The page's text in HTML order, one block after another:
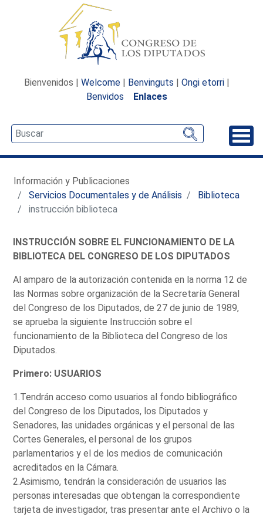
Bienvenidos | Welcome | Benvinguts | Ongi etorri |
Benvidos
Enlaces
Información y Publicaciones
Servicios Documentales y de Análisis
Biblioteca
instrucción biblioteca
INSTRUCCIÓN SOBRE EL FUNCIONAMIENTO DE LA
BIBLIOTECA DEL CONGRESO DE LOS DIPUTADOS
Al amparo de la autorización contenida en la norma 12 de
las Normas sobre organización de la Secretaría General
del Congreso de los Diputados, de 27 de junio de 1989,
se aprueba la siguiente Instrucción sobre el
funcionamiento de la Biblioteca del Congreso de los
Diputados.
Primero: USUARIOS
1.Tendrán acceso como usuarios al fondo bibliográfico
del Congreso de los Diputados, los Diputados y
Senadores, las unidades orgánicas y el personal de las
Cortes Generales, el personal de los grupos
parlamentarios y el de los medios de comunicación
acreditados en la Cámara.
2.Asimismo, tendrán la consideración de usuarios las
personas interesadas que obtengan la correspondiente
tarjeta de investigador, tras presentar ante el Archivo o la